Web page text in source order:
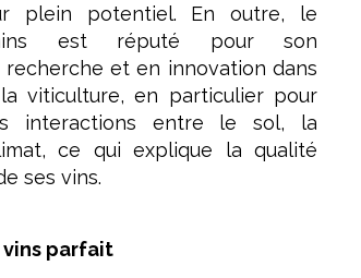
plein potentiel. En outre, le
est réputé pour son
et en innovation dans
viticulture, en particulier pour
interactions entre le sol, la
ce qui explique la qualité
ses vins.
parfait